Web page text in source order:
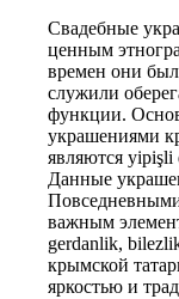
Свадебные
ценным
времен они
служили
функции.
украшениями
являются уipişli
Данные
важным
gerdanlik,
крымской
яркостью и